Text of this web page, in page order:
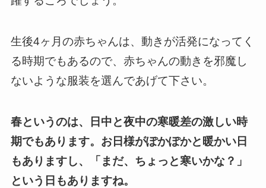
生後4ヶ月の赤ちゃんは、動きが活発になってく
る時期でもあるので、赤ちゃんの動きを邪魔し
ないような服装を選んであげて下さい。
春というのは、日中と夜中の寒暖差の激しい時
期でもあります。 お日様がぽかぽかと暖かい日
もありますし、「まだ、ちょっと寒いかな？」
という日もありますね。